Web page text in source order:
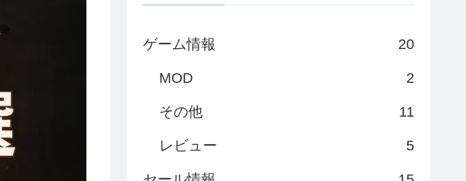
ゲーム情報 20
MOD 2
その他 11
レビュー 5